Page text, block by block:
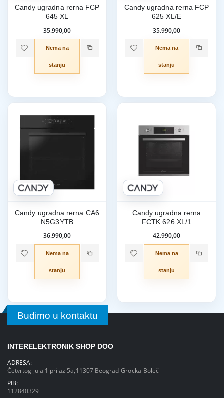
Candy ugradna rerna FCP
645 XL
35.990,00
Nema na
stanju
Candy ugradna rerna FCP
625 XL/E
35.990,00
Nema na
stanju
Candy ugradna rerna CA6
N5G3YTB
36.990,00
Nema na
stanju
Candy ugradna rerna
FCTK 626 XL/1
42.990,00
Nema na
stanju
Budimo u kontaktu
INTERELEKTRONIK SHOP DOO
ADRESA:
Četvrtog jula 1 prilaz 5a,11307 Beograd-Grocka-Boleč
PIB:
112840329